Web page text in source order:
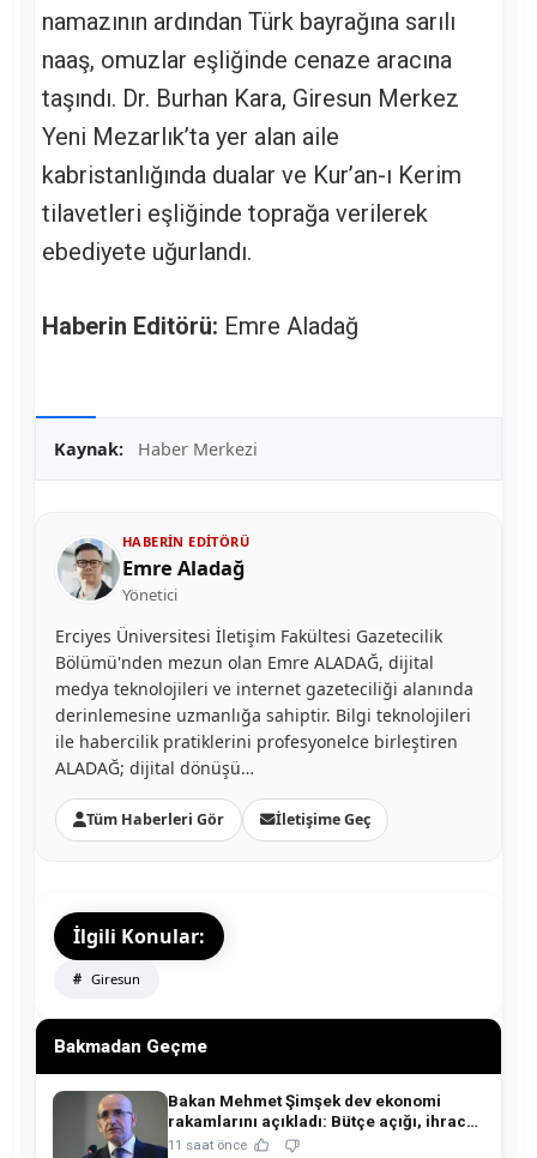
namazının ardından Türk bayrağına sarılı
naaş, omuzlar eşliğinde cenaze aracına
taşındı. Dr. Burhan Kara, Giresun Merkez
Yeni Mezarlık’ta yer alan aile
kabristanlığında dualar ve Kur’an-ı Kerim
tilavetleri eşliğinde toprağa verilerek
ebediyete uğurlandı.
Haberin Editörü: Emre Aladağ
Kaynak: Haber Merkezi
HABERIN EDITÖRÜ
Emre Aladağ
Yönetici
Erciyes Üniversitesi İletişim Fakültesi Gazetecilik
Bölümü'nden mezun olan Emre ALADAĞ, dijital
medya teknolojileri ve internet gazeteciliği alanında
derinlemesine uzmanlığa sahiptir. Bilgi teknolojileri
ile habercilik pratiklerini profesyonelce birleştiren
ALADAĞ; dijital dönüşü…
Tüm Haberleri Gör İletişime Geç
İlgili Konular:
Giresun
Bakmadan Geçme
Bakan Mehmet Şimşek dev ekonomi
rakamlarını açıkladı: Bütçe açığı, ihracat
ve rezervlerde kritik tablo!
11 saat önce